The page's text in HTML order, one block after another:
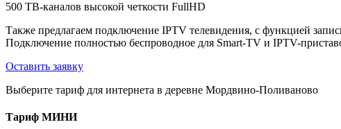
500 ТВ-каналов высокой четкости FullHD
Также предлагаем подключение IPTV телевидения, с функцией
Подключение полностью беспроводное для Smart-TV и IPTV-
Оставить заявку
Выберите тариф для интернета в деревне Мордвино-Поливаново
Тариф МИНИ